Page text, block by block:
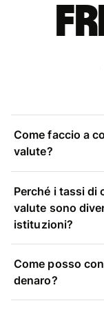
Come faccio a
valute?
Perché i tassi di
valute sono
istituzioni?
Come posso
denaro?